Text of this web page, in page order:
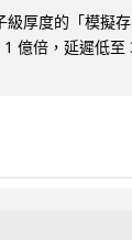
厚度的「模擬
億倍，延遲低至